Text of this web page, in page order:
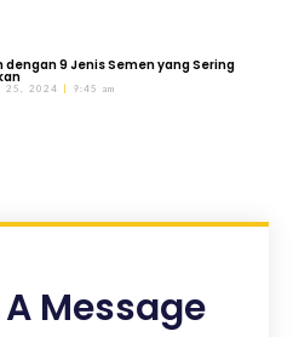
dengan 9 Jenis Semen yang Sering
25, 2024 9:45 am
Message